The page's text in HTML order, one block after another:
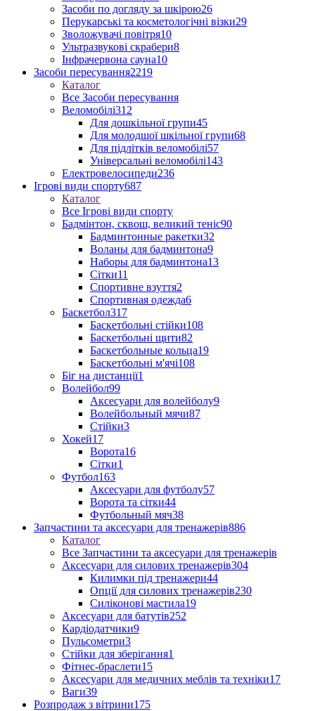
Засоби по догляду за шкірою26
Перукарські та косметологічні візки29
Зволожувачі повітря10
Ультразвукові скрабери8
Інфрачервона сауна10
Засоби пересування2219
Каталог
Все Засоби пересування
Веломобілі312
Для дошкільної групи45
Для молодшої шкільної групи68
Для підлітків веломобілі57
Універсальні веломобілі143
Електровелосипеди236
Ігрові види спорту687
Каталог
Все Ігрові види спорту
Бадмінтон, сквош, великий теніс90
Бадминтонные ракетки32
Воланы для бадминтона9
Наборы для бадминтона13
Сітки11
Спортивне взуття2
Спортивная одежда6
Баскетбол317
Баскетбольні стійки108
Баскетбольні щити82
Баскетбольные кольца19
Баскетбольні м'ячі108
Біг на дистанції1
Волейбол99
Аксесуари для волейболу9
Волейбольный мячи87
Стійки3
Хокей17
Ворота16
Сітки1
Футбол163
Аксесуари для футболу57
Ворота та сітки44
Футбольный мяч38
Запчастини та аксесуари для тренажерів886
Каталог
Все Запчастини та аксесуари для тренажерів
Аксесуари для силових тренажерів304
Килимки під тренажери44
Опції для силових тренажерів230
Силіконові мастила19
Аксесуари для батутів252
Кардіодатчики9
Пульсометри3
Стійки для зберігання1
Фітнес-браслети15
Аксесуари для медичних меблів та техніки17
Ваги39
Розпродаж з вітрини175